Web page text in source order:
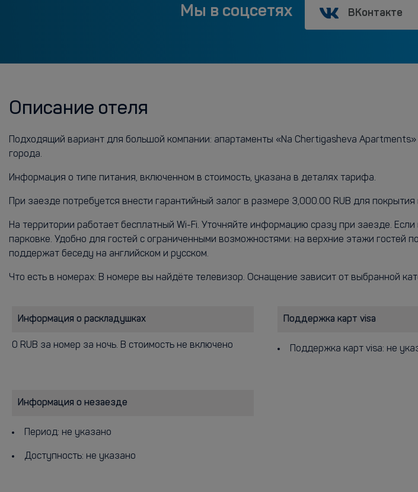
Мы в соцсетях ВКонтакте
Описание отеля
Подходящий вариант для большой компании: апартаменты «Na Chertigasheva
города.
Информация о типе питания, включенном в стоимость, указана в деталях тарифа.
При заезде потребуется внести гарантийный залог в размере 3,000.00 RUB для
На территории работает бесплатный Wi-Fi. Уточняйте информацию сразу при заезде.
парковке. Удобно для гостей с ограниченными возможностями: на верхние этажи гостей
поддержат беседу на английском и русском.
Что есть в номерах: В номере вы найдёте телевизор. Оснащение зависит от выбранной
Информация о раскладушках
0 RUB за номер за ночь. В стоимость не включено
Поддержка карт visa
Поддержка карт visa: не
Информация о незаезде
Период: не указано
Доступность: не указано